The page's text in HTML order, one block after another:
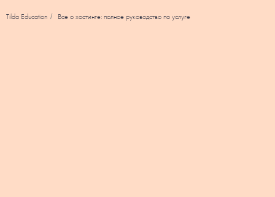
Tilda Education / Все о хостинге: полное руководство по услуге